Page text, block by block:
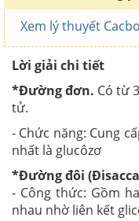
Xem lý thuyết
Lời giải chi tiết
*Đường đơn. Có từ
tử.
- Chức năng: Cung
nhất là glucôzơ
*Đường đôi
- Công thức: Gồm
nhau nhờ liên kết